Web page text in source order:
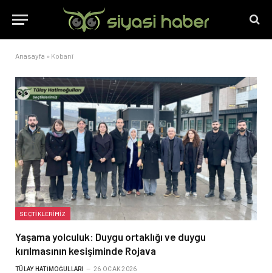
Anasayfa » Kobanî
SEÇTIKLERIMIZ
Yaşama yolculuk: Duygu ortaklığı ve duygu
kırılmasının kesişiminde Rojava
TÜLAY HATIMOĞULLARI 26 OCAK 2026